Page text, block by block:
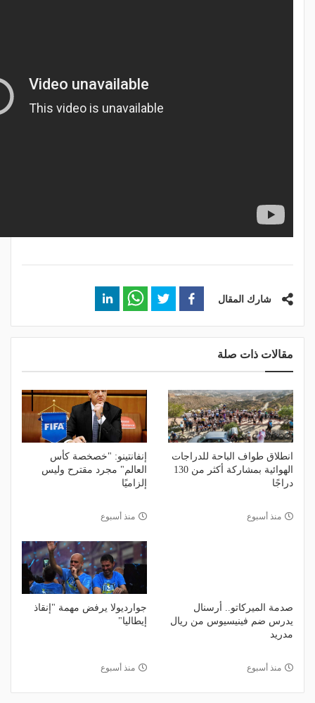
شارك المقال
مقالات ذات صلة
انطلاق طواف الباحة للدراجات
الهوائية بمشاركة أكثر من 130
دراجًا
منذ أسبوع
إنفانتينو: "خصخصة كأس
العالم" مجرد مقترح وليس
إلزاميًا
منذ أسبوع
صدمة الميركاتو.. أرسنال
يدرس ضم فينيسيوس من ريال
مدريد
منذ أسبوع
جوارديولا يرفض مهمة "إنقاذ
إيطاليا"
منذ أسبوع